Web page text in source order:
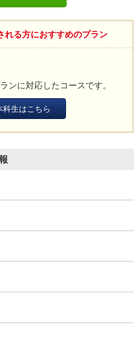
れる方におすすめのプラン
ンに対応したコースです。
科生はこちら